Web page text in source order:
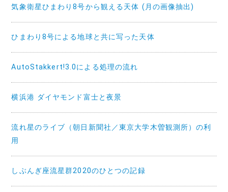
気象衛星ひまわり8号から観える天体 (月の画像抽出)
ひまわり8号による地球と共に写った天体
AutoStakkert!3.0による処理の流れ
横浜港 ダイヤモンド富士と夜景
流れ星のライブ（朝日新聞社／東京大学木曽観測所）の利
用
しぶんぎ座流星群2020のひとつの記録